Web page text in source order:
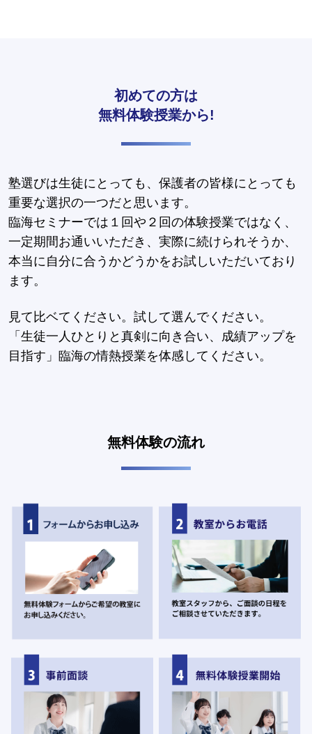
初めての方は
無料体験授業から!
塾選びは生徒にとっても、保護者の皆様にとっても
重要な選択の一つだと思います。
臨海セミナーでは１回や２回の体験授業ではなく、
一定期間お通いいただき、実際に続けられそうか、
本当に自分に合うかどうかをお試しいただいており
ます。
見て比ベてください。試して選んでください。
「生徒一人ひとりと真剣に向き合い、成績アップを
目指す」臨海の情熱授業を体感してください。
無料体験の流れ